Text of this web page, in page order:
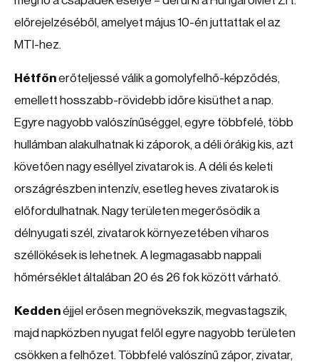
előrejelzéséből, amelyet május 10-én juttattak el az
MTI-hez.
Hétfőnerőteljessé válik a gomolyfelhő-képződés,
emellett hosszabb-rövidebb időre kisüthet a nap.
Egyre nagyobb valószínűséggel, egyre többfelé, több
hullámban alakulhatnak ki záporok, a déli órákig kis, azt
követően nagy eséllyel zivatarok is. A déli és keleti
országrészben intenzív, esetleg heves zivatarok is
előfordulhatnak. Nagy területen megerősödik a
délnyugati szél, zivatarok környezetében viharos
széllökések is lehetnek. A legmagasabb nappali
hőmérséklet általában 20 és 26 fok között várható.
Keddenéjjel erősen megnövekszik, megvastagszik,
majd napközben nyugat felől egyre nagyobb területen
csökken a felhőzet. Többfelé valószínű zápor, zivatar,